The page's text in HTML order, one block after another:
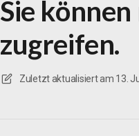
Sie
zugreifen.
Zuletzt aktualisiert am 13.